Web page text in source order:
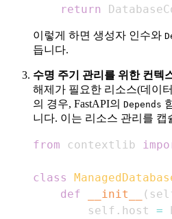
return
이렇게 하면 생성자 인수와
듭니다.
수명 주기 관리를 위한 컨텍
해제가 필요한 리소스(데이
의 경우, FastAPI의 Depends
니다. 이는 리소스 관리를 캡
from contextlib
class
def
__init__ (
        self
. host =